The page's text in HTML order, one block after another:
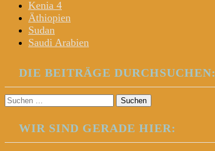
Kenia 4
Äthiopien
Sudan
Saudi Arabien
DIE BEITRÄGE DURCHSUCHEN:
Suchen
nach:
WIR SIND GERADE HIER: